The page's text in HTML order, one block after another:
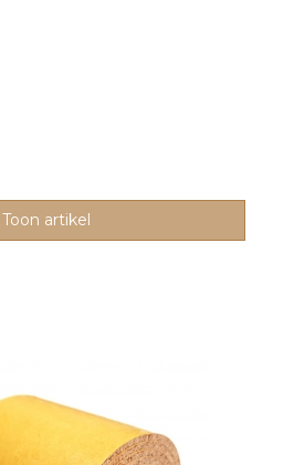
Toon artikel